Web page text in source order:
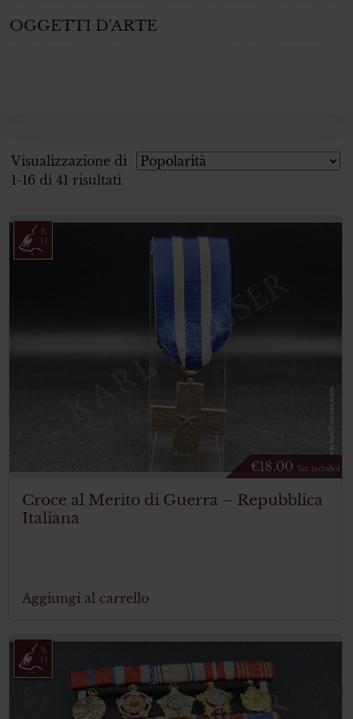
Visualizzazione di
1-16 di 41 risultati
€18.00 Tax. included
Croce al Merito di Guerra – Repubblica
Italiana
Aggiungi al carrello
OGGETTI D'ARTE